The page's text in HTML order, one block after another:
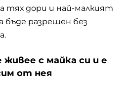
тях дори и най-малкият
бъде разрешен без
живее с майка си и е
от нея